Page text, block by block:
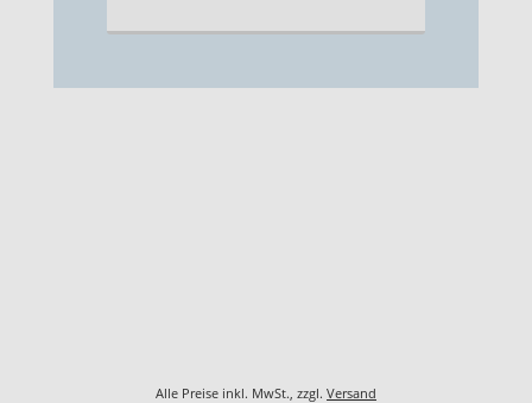
Alle Preise inkl. MwSt., zzgl. Versand